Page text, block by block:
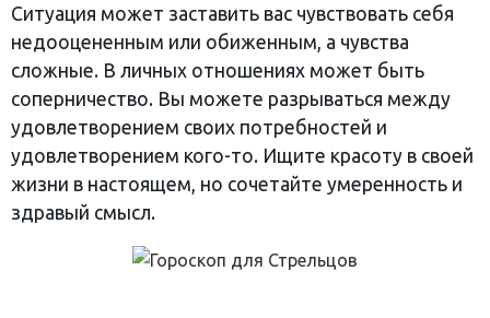
Ситуация может заставить вас чувствовать себя
недооцененным или обиженным, а чувства
сложные. В личных отношениях может быть
соперничество. Вы можете разрываться между
удовлетворением своих потребностей и
удовлетворением кого-то. Ищите красоту в своей
жизни в настоящем, но сочетайте умеренность и
здравый смысл.